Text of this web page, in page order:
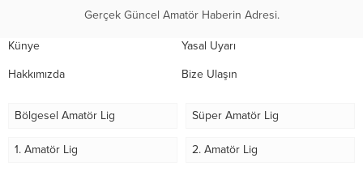
Gerçek Güncel Amatör Haberin Adresi.
Künye Yasal Uyarı
Hakkımızda Bize Ulaşın
Bölgesel Amatör Lig Süper Amatör Lig
1. Amatör Lig 2. Amatör Lig